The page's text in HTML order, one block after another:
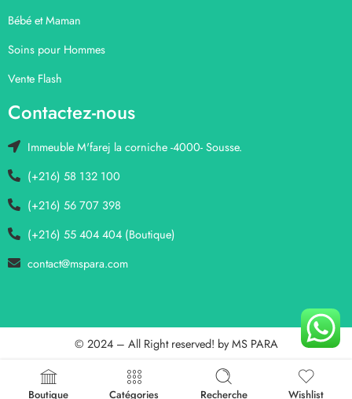
Bébé et Maman
Soins pour Hommes
Vente Flash
Contactez-nous
Immeuble M'farej la corniche -4000- Sousse.
(+216) 58 132 100
(+216) 56 707 398
(+216) 55 404 404 (Boutique)
contact@mspara.com
© 2024 – All Right reserved! byMS PARA
Boutique Catégories Recherche Wishlist